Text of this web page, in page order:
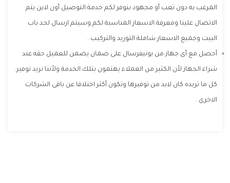
المرغب به دون تعب أو مجهود بنوفر لكم خدمة التوصيل أون لاين يتم
الاتصال علينا ومعرفة الاسعار المناسبة لكم وسيتم ارسال لحد باب
البيت وجميع الاسعار شاملة التوريد والتركيب .
أحصل مع أى جهاز من يونيفرسال على ضمان يضمن للعميل حقه عند
شراء الجهاز لأن الكثير من العملاء يهتمون بتلك الخدمة ولأننا نريد توفير
كل ما تريده كان لابد من توفيرها وتكون أكثر اختلافا عن باقى الشركات
الاخرى .